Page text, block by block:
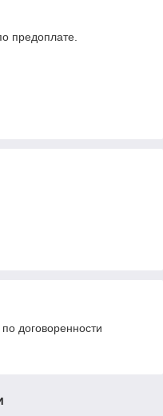
предоплате.
договоренности